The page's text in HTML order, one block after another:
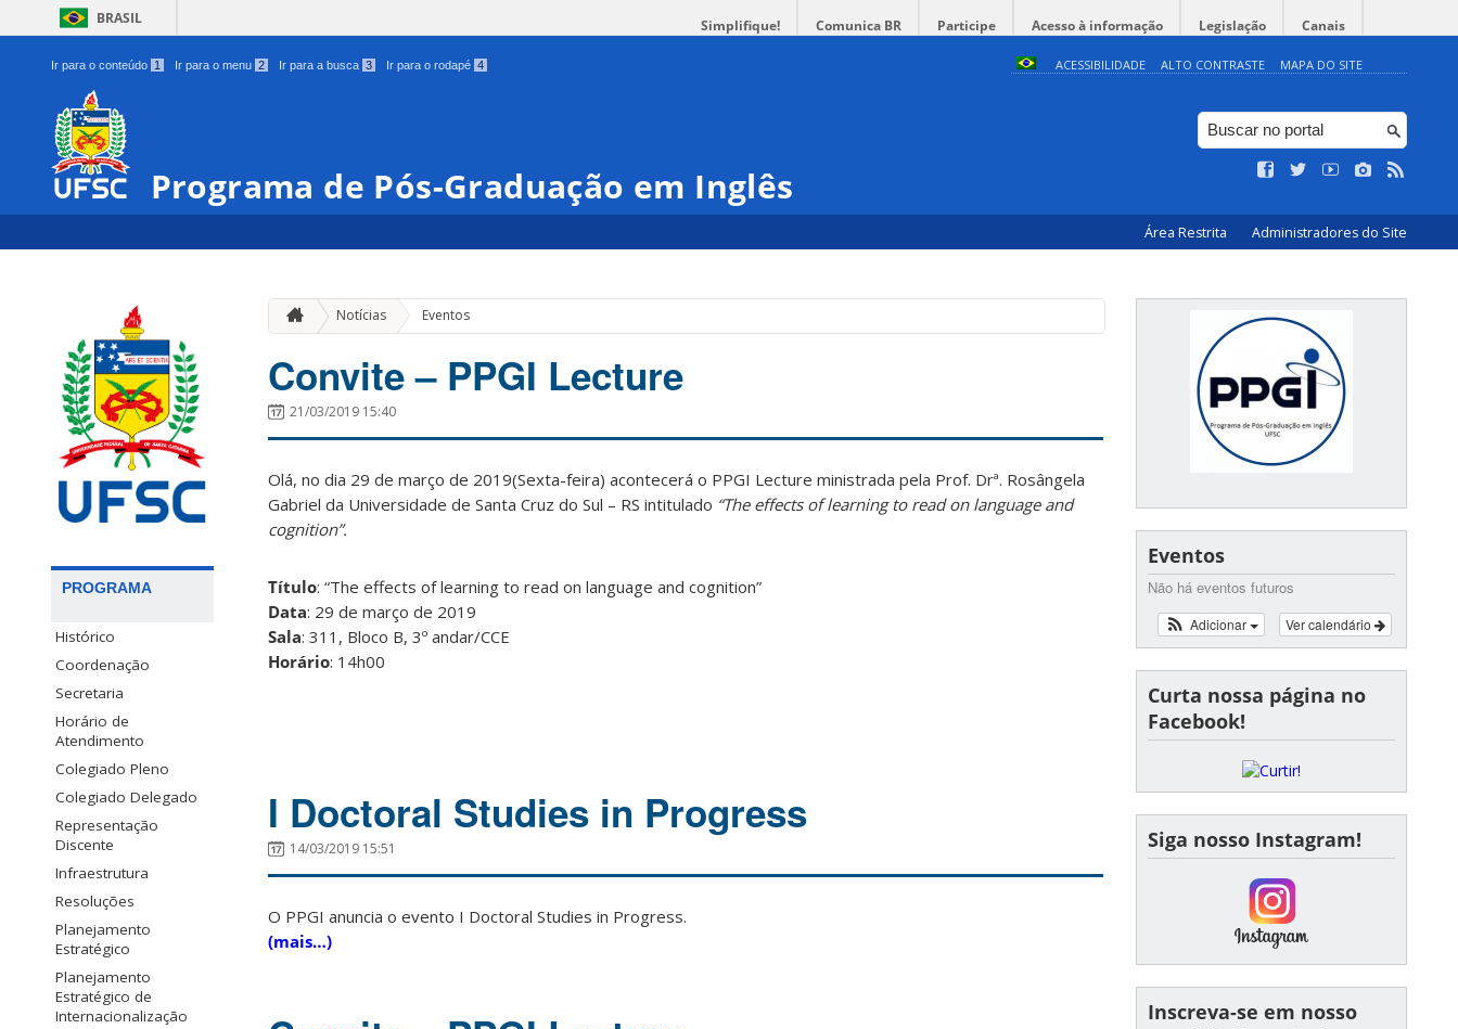
BRASIL Simplifique! Comunica BR Participe Acesso à informação Legislação Canais
Ir para o conteúdo 1 Ir para o menu 2 Ir para a busca 3 Ir para o rodapé 4 ACESSIBILIDADE ALTO CONTRASTE MAPA DO SITE
Programa de Pós-Graduação em Inglês
Área Restrita Administradores do Site
PROGRAMA
Histórico
Coordenação
Secretaria
Horário de
Atendimento
Colegiado Pleno
Colegiado Delegado
Representação
Discente
Infraestrutura
Resoluções
Planejamento
Estratégico
Planejamento
Estratégico de
Internacionalização
Notícias Eventos
Convite – PPGI Lecture
21/03/2019 15:40
Olá, no dia 29 de março de 2019(Sexta-feira) acontecerá o PPGI Lecture ministrada pela Prof. Drª. Rosângela
Gabriel da Universidade de Santa Cruz do Sul – RS intitulado “The effects of learning to read on language and
cognition”.
Título: “The effects of learning to read on language and cognition”
Data: 29 de março de 2019
Sala: 311, Bloco B, 3º andar/CCE
Horário: 14h00
I Doctoral Studies in Progress
14/03/2019 15:51
O PPGI anuncia o evento I Doctoral Studies in Progress.
(mais…)
Eventos
Não há eventos futuros
Ver calendário
Adicionar
Curta nossa página no
Facebook!
Siga nosso Instagram!
Inscreva-se em nosso